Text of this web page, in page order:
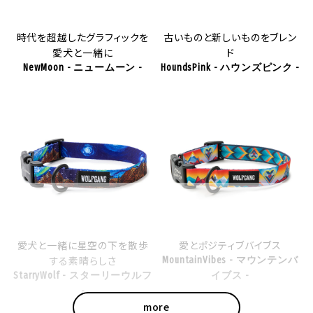
時代を超越したグラフィックを
愛犬と一緒に
NewMoon - ニュームーン -
古いものと新しいものをブレン
ド
HoundsPink - ハウンズピンク -
愛犬と一緒に星空の下を散歩
する素晴らしさ
StarryWolf - スターリーウルフ
-
愛とポジティブバイブス
MountainVibes - マウンテンバ
イブス -